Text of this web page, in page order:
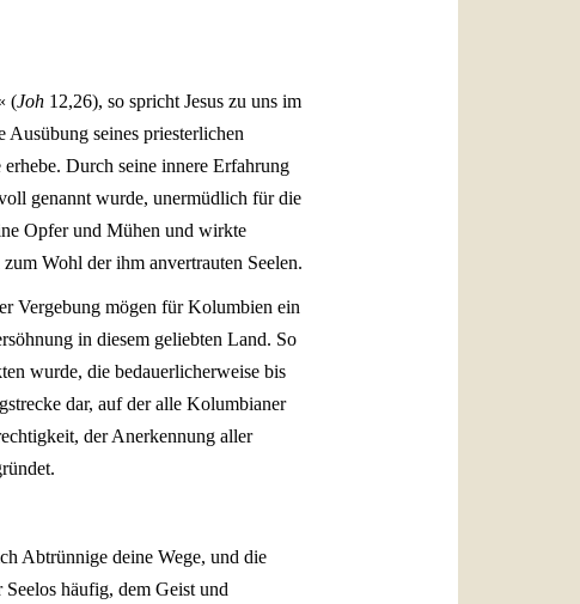
(Joh 12,26), so spricht Jesus zu uns im
seines priesterlichen
Durch seine innere Erfahrung
genannt wurde, unermüdlich für die
Opfer und Mühen und wirkte
Wohl der ihm anvertrauten Seelen.
Vergebung mögen für Kolumbien ein
in diesem geliebten Land. So
wurde, die bedauerlicherweise bis
dar, auf der alle Kolumbianer
der Anerkennung aller
Abtrünnige deine Wege, und die
häufig, dem Geist und